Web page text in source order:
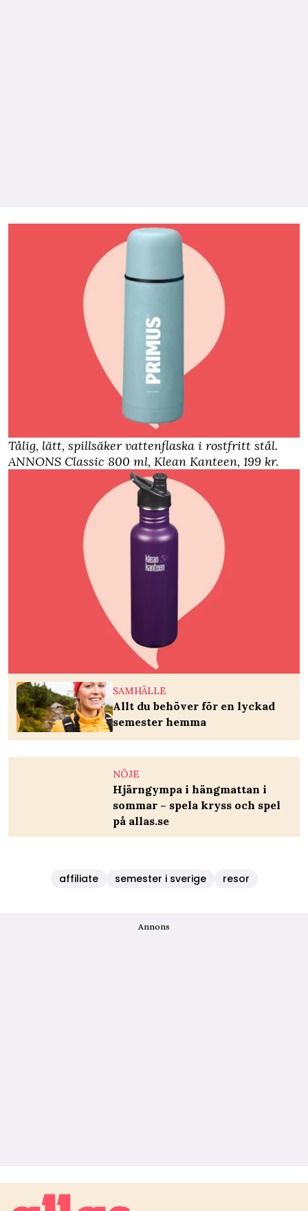
Tålig, lätt, spillsäker vattenflaska i rostfritt stål.
ANNONS Classic 800 ml, Klean Kanteen, 199 kr.
SAMHÄLLE
Allt du behöver för en lyckad
semester hemma
NÖJE
Hjärngympa i hängmattan i
sommar – spela kryss och spel
på allas.se
affiliate semester i sverige resor
Annons